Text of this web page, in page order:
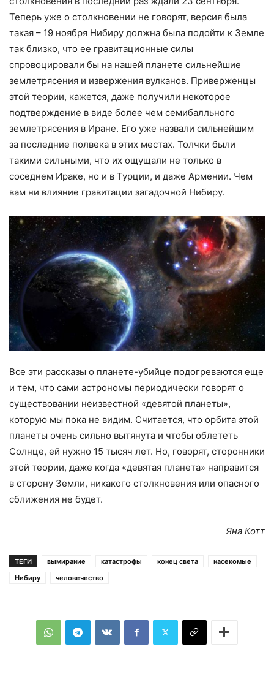
Теперь уже о столкновении не говорят, версия была
такая – 19 ноября Нибиру должна была подойти к Земле
так близко, что ее гравитационные силы
спровоцировали бы на нашей планете сильнейшие
землетрясения и извержения вулканов. Приверженцы
этой теории, кажется, даже получили некоторое
подтверждение в виде более чем семибалльного
землетрясения в Иране. Его уже назвали сильнейшим
за последние полвека в этих местах. Толчки были
такими сильными, что их ощущали не только в
соседнем Ираке, но и в Турции, и даже Армении. Чем
вам ни влияние гравитации загадочной Нибиру.
Все эти рассказы о планете-убийце подогреваются еще
и тем, что сами астрономы периодически говорят о
существовании неизвестной «девятой планеты»,
которую мы пока не видим. Считается, что орбита этой
планеты очень сильно вытянута и чтобы облететь
Солнце, ей нужно 15 тысяч лет. Но, говорят, сторонники
этой теории, даже когда «девятая планета» направится
в сторону Земли, никакого столкновения или опасного
сближения не будет.
Яна Котт
ТЕГИ вымирание катастрофы конец света
насекомые
Нибиру
человечество